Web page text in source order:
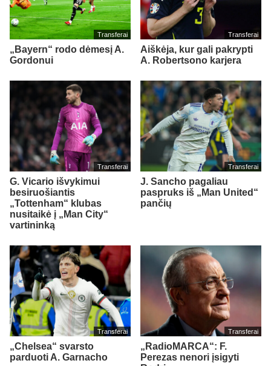
Transferai
„Bayern“ rodo dėmesį A.
Gordonui
Transferai
Aiškėja, kur gali pakrypti
A. Robertsono karjera
Transferai
G. Vicario išvykimui
besiruošiantis
„Tottenham“ klubas
nusitaikė į „Man City“
vartininką
Transferai
J. Sancho pagaliau
paspruks iš „Man United“
pančių
Transferai
„Chelsea“ svarsto
parduoti A. Garnacho
Transferai
„RadioMARCA“: F.
Perezas nenori įsigyti